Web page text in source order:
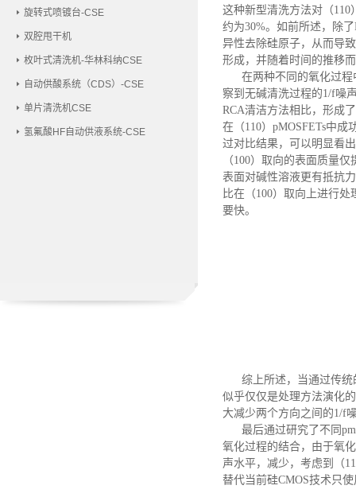
旋转式喷镀台-CSE
双腔甩干机
枚叶式清洗机-华林科纳CSE
自动供酸系统（CDS）-CSE
单片清洗机CSE
氢氟酸HF自动供液系统-CSE
这种新型清洗方法对（
约为30%。如前所述，除
异性去除硅原子，从而导
形成，并随着时间的推移
在两种不同的氧化过程
察到无碱清洗过程的1/f噪
RCA清洁方法相比，形成
在（110）pMOSFETs中
过对比结果，可以明显看
（100）取向的表面质量
表面对碱性溶液更有抵抗
比在（100）取向上进行
要快。
综上所述，当通过传统
似乎仅仅是处理方法演化
大减少两个方向之间的1/f
最后通过研究了不同
氧化过程的结合，由于氧
声水平，减少，考虑到（
替代当前硅CMOS技术只